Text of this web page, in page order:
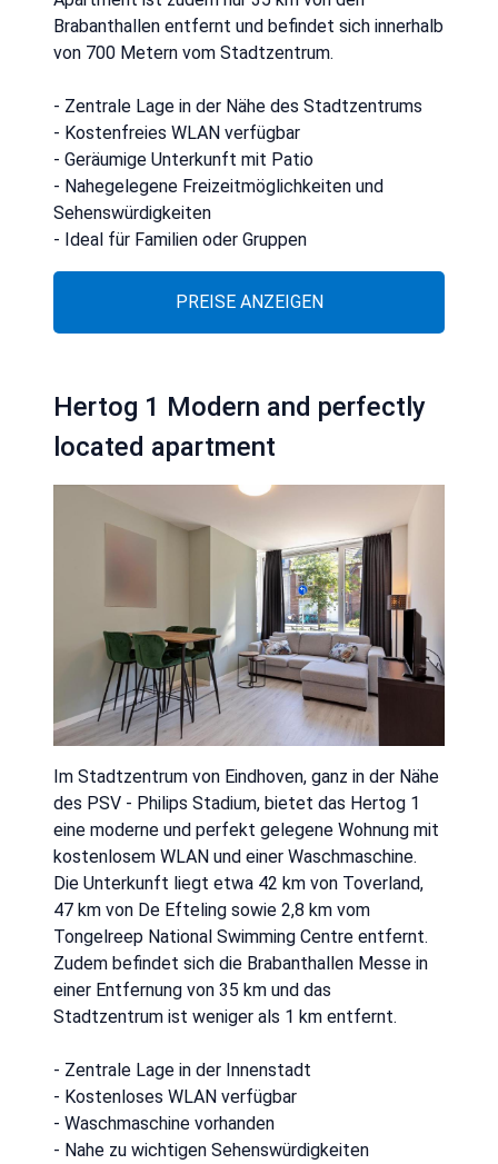
Brabanthallen entfernt und befindet sich innerhalb
von 700 Metern vom Stadtzentrum.
- Zentrale Lage in der Nähe des Stadtzentrums
- Kostenfreies WLAN verfügbar
- Geräumige Unterkunft mit Patio
- Nahegelegene Freizeitmöglichkeiten und
Sehenswürdigkeiten
- Ideal für Familien oder Gruppen
PREISE ANZEIGEN
Hertog 1 Modern and perfectly
located apartment
Im Stadtzentrum von Eindhoven, ganz in der Nähe
des PSV - Philips Stadium, bietet das Hertog 1
eine moderne und perfekt gelegene Wohnung mit
kostenlosem WLAN und einer Waschmaschine.
Die Unterkunft liegt etwa 42 km von Toverland,
47 km von De Efteling sowie 2,8 km vom
Tongelreep National Swimming Centre entfernt.
Zudem befindet sich die Brabanthallen Messe in
einer Entfernung von 35 km und das
Stadtzentrum ist weniger als 1 km entfernt.
- Zentrale Lage in der Innenstadt
- Kostenloses WLAN verfügbar
- Waschmaschine vorhanden
- Nahe zu wichtigen Sehenswürdigkeiten